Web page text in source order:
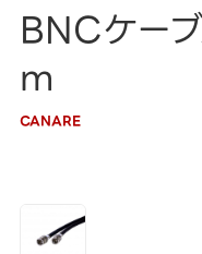
BNCケー
m
CANARE